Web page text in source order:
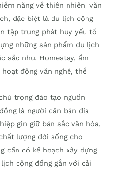
năng về thiên nhiên, văn
đặc biệt là du lịch cộng
tập trung phát huy yếu tố
những sản phẩm du lịch
sắc như: Homestay, ẩm
hoạt động văn nghệ, thể
trọng đào tạo nguồn
là người dân bản địa
gìn giữ bản sắc văn hóa,
lượng đời sống cho
cần có kế hoạch xây dựng
cộng đồng gắn với cải